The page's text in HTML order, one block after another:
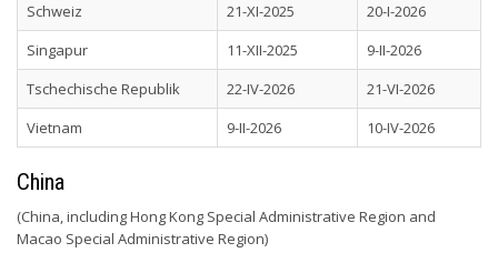
Schweiz
21-XI-2025
20-I-2026
Singapur
11-XII-2025
9-II-2026
Tschechische Republik
22-IV-2026
21-VI-2026
Vietnam
9-II-2026 10-IV-2026
China
(China, including Hong Kong Special Administrative Region and
Macao Special Administrative Region)